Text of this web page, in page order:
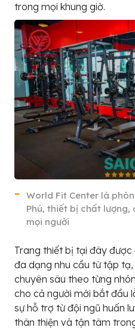
trong mọi khung giờ.
World Fit Center là
Phú, thiết bị chất
mọi người
Trang thiết bị tại đây được
đa dạng nhu cầu từ tập
chuyên sâu theo từng
cho cả người mới bắt đầu
sự hỗ trợ từ đội ngũ huấn
thân thiện và tận tâm